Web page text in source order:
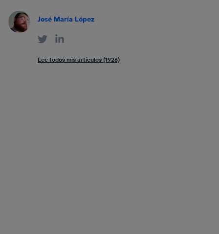
José María López
Lee todos mis artículos (1926)